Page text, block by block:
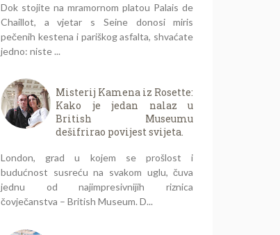
Dok stojite na mramornom platou Palais de
Chaillot, a vjetar s Seine donosi miris
pečenih kestena i pariškog asfalta, shvaćate
jedno: niste ...
Misterij Kamena iz Rosette:
Kako je jedan nalaz u
British Museumu
dešifrirao povijest svijeta.
London, grad u kojem se prošlost i
budućnost susreću na svakom uglu, čuva
jednu od najimpresivnijih riznica
čovječanstva – British Museum. D...